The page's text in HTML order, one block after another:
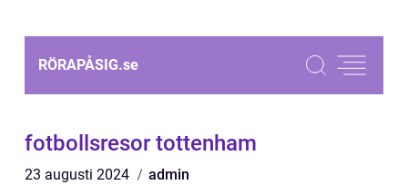
RÖRAPÅSIG.se
fotbollsresor tottenham
23 augusti 2024 admin